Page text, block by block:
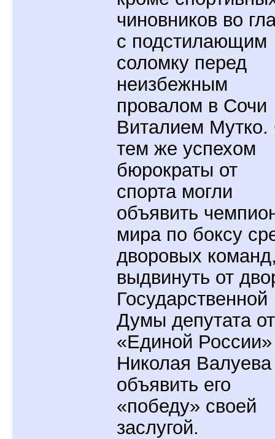
чиновников во
с подстилающим
соломку перед
неизбежным
провалом в Сочи
Виталием Мутко.
тем же успехом
бюрократы от
спорта могли
объявить
мира по боксу
дворовых
выдвинуть от
Государственной
Думы депутата от
«Единой России»
Николая
объявить его
«победу» своей
заслугой.